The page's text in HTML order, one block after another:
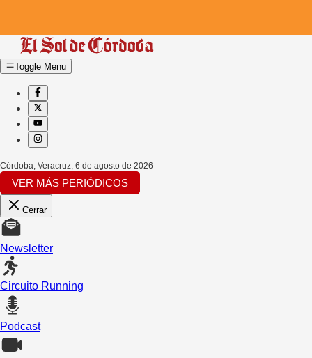
Toggle Menu
Córdoba, Veracruz 6 de agosto de 2026
VER MÁS PERIÓDICOS
Cerrar
Newsletter
Circuito Running
Podcast